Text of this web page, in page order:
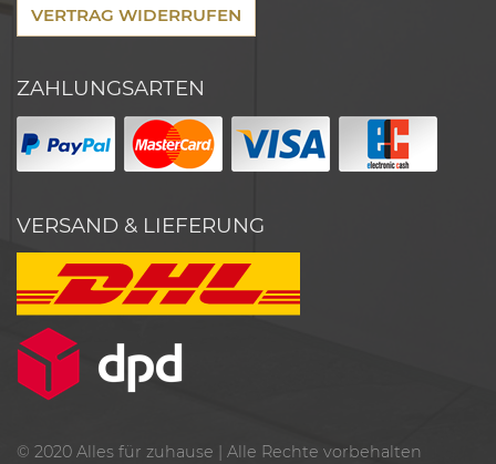
VERTRAG WIDERRUFEN
ZAHLUNGSARTEN
VERSAND & LIEFERUNG
© 2020 Alles für zuhause | Alle Rechte vorbehalten